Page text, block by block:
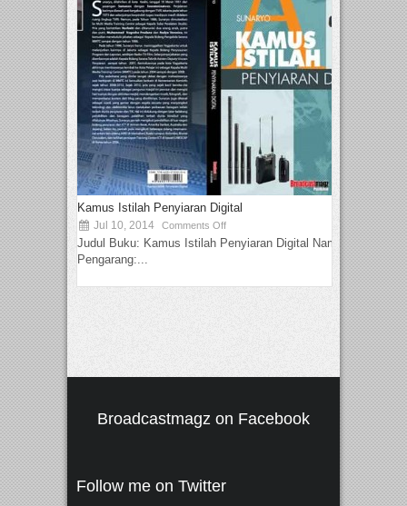
Kamus Istilah Penyiaran Digital
Jul 10, 2014 Comments Off
Judul Buku: Kamus Istilah Penyiaran Digital Nama
Pengarang:...
Broadcastmagz on Facebook
Follow me on Twitter